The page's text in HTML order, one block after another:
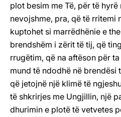
plot besim me Të, për të hyrë
nevojshme, pra, që të rritemi
kuptohet si marrëdhënie e
brendshëm i zërit të tij, që
rrugëtim, që na aftëson për
mund të ndodhë në brendësi
që jetojnë një klimë të
të shkrirjes me Ungjillin, një
dhurimin e plotë të vetvetes